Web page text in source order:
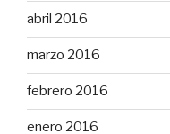
abril 2016
marzo 2016
febrero 2016
enero 2016